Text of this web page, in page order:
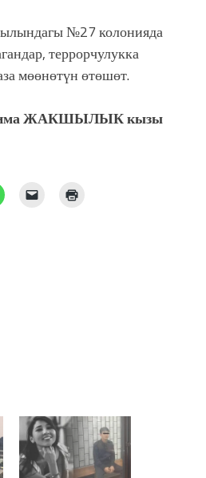
№27 колонияда
террорчулукка
мөөнөтүн өтөшөт.
ЖАКШЫЛЫК кызы
Нажмите,
чтобы
Послать
ссылку